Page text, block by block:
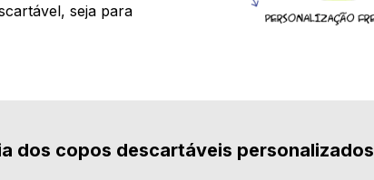
seja para
dos copos descartáveis personalizados